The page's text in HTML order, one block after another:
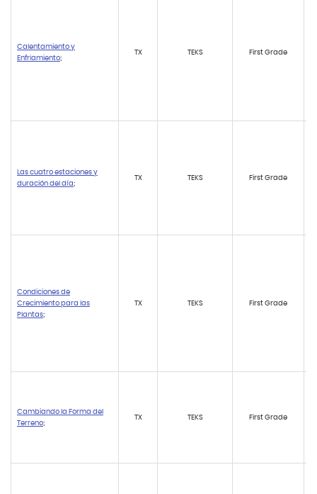
Calentamiento y
Enfriamiento;
TX TEKS First Grade
Las cuatro estaciones y
duración del día;
TX TEKS First Grade
Condiciones de
Crecimiento para las
Plantas;
TX TEKS First Grade
Cambiando la Forma del
Terreno;
TX TEKS First Grade